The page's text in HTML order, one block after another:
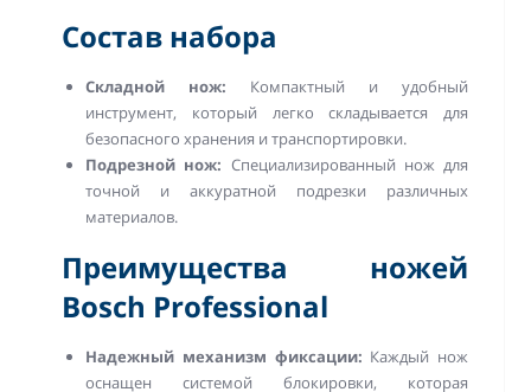
Состав набора
Складной нож: Компактный и удобный
инструмент, который легко складывается для
безопасного хранения и транспортировки.
Подрезной нож: Специализированный нож для
точной и аккуратной подрезки различных
материалов.
Преимущества ножей
Bosch Professional
Надежный механизм фиксации: Каждый нож
оснащен системой блокировки, которая